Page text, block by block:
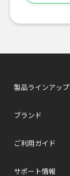
製品ラインアップ
ブランド
ご利用ガイド
サポート情報